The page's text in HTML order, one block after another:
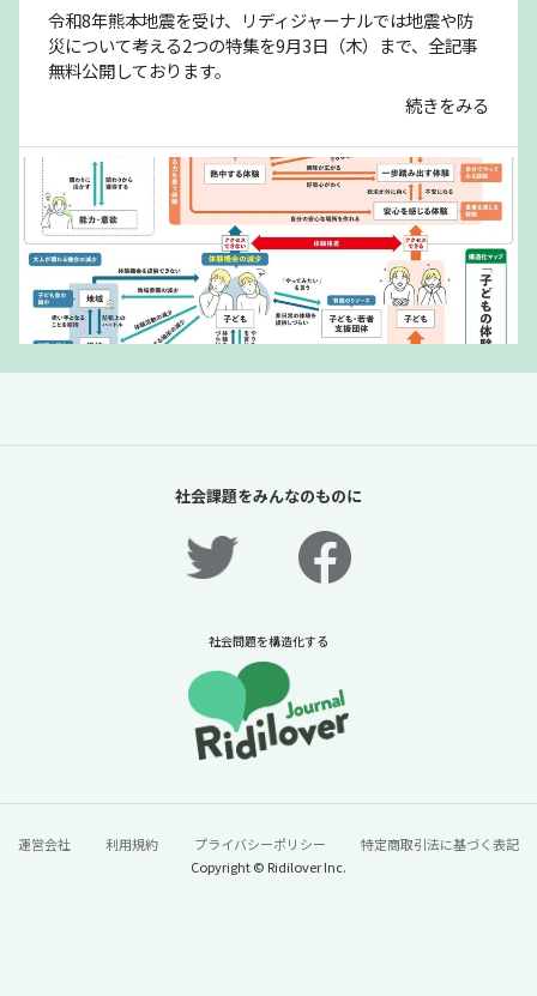
令和8年熊本地震を受け、リディジャーナルでは地震や防
災について考える2つの特集を9月3日（木）まで、全記事
無料公開しております。
続きをみる
「夏休みの過ごし方は留守番」責任があるの
公開！】【ニュースに潜む社会課題をキャッ
社会課題をみんなのものに
社会問題を構造化する
運営会社 利用規約 プライバシーポリシー
特定商取引法に基づく表記
Copyright © Ridilover Inc.